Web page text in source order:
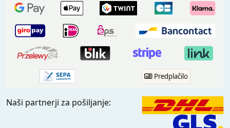
Predplačilo
Naši partnerji za pošiljanje: